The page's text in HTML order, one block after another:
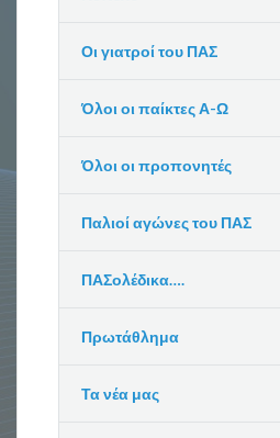
Οι γιατροί του ΠΑΣ
Όλοι οι παίκτες Α-Ω
Όλοι οι προπονητές
Παλιοί αγώνες του ΠΑΣ
ΠΑΣολέδικα….
Πρωτάθλημα
Τα νέα μας